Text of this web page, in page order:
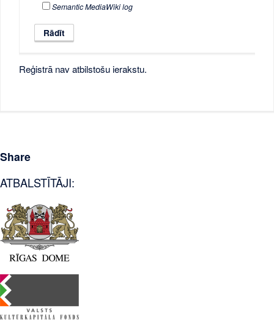
Semantic MediaWiki log
Reģistrā nav atbilstošu ierakstu.
Share
ATBALSTĪTĀJI: